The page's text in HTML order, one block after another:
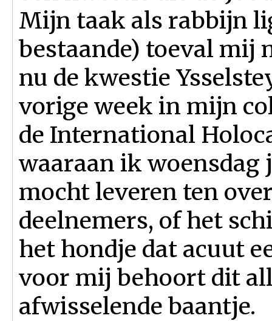
Mijn taak als rabbijn
bestaande) toeval mij
nu de kwestie
vorige week in mijn
de International
waaraan ik woensdag
mocht leveren ten
deelnemers, of het
het hondje dat acuut
voor mij behoort dit
afwisselende baantje.